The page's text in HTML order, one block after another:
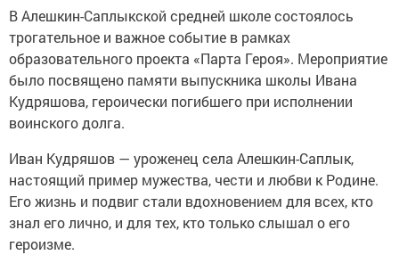
В Алешкин-Саплыкской средней школе состоялось
трогательное и важное событие в рамках
образовательного проекта «Парта Героя». Мероприятие
было посвящено памяти выпускника школы Ивана
Кудряшова, героически погибшего при исполнении
воинского долга.
Иван Кудряшов — уроженец села Алешкин-Саплык,
настоящий пример мужества, чести и любви к Родине.
Его жизнь и подвиг стали вдохновением для всех, кто
знал его лично, и для тех, кто только слышал о его
героизме.